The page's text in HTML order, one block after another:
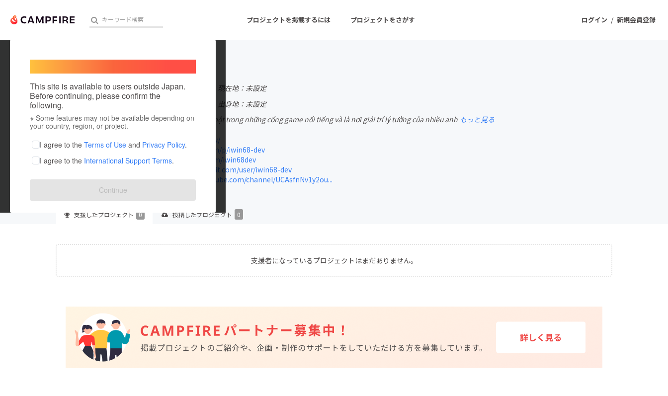
ログイン / 新規会員登録
プロジェクトを掲載するには プロジェクトをさがす
人気のプロジェクト 注目のリターン 注目の新着プロジェクト
アート・写真 音楽 舞台・パフォーマンス
テクノロジー・ガジェット
映像・映画
書籍・雑誌出版
ビジネス・起業
チャレンジ
まちづくり・地域活性化
This site is available to users outside Japan.
Before continuing, please confirm the
following.
※ Some features may not be available depending on
your country, region, or project.
I agree to the Terms of Use and Privacy Policy.
I agree to the International Support Terms.
Continue
在住国：日本
現在地：未設定
出身地：未設定
iWIN Club là một trong những cổng game nổi tiếng và là nơi giải trí lý tưởng của nhiều anh もっと見る
iwin68.dev/
500px.com/p/iwin68-dev
vimeo.com/iwin68dev
www.reddit.com/user/iwin68-dev
www.youtube.com/channel/UCAsfnNv1y2ou...
支援したプロジェクト 0 投稿したプロジェクト 0
支援者になっているプロジェクトはまだありません。